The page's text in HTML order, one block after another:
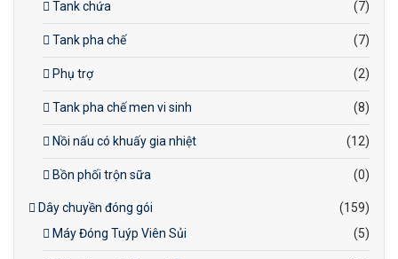
Tank chứa
(7)
Tank pha chế (7)
Phụ trợ (2)
Tank pha chế men vi sinh (8)
Nồi nấu có khuấy gia nhiệt (12)
Bồn phối trộn sữa (0)
Dây chuyền đóng gói
(159)
Máy Đóng Tuýp Viên Sủi
(5)